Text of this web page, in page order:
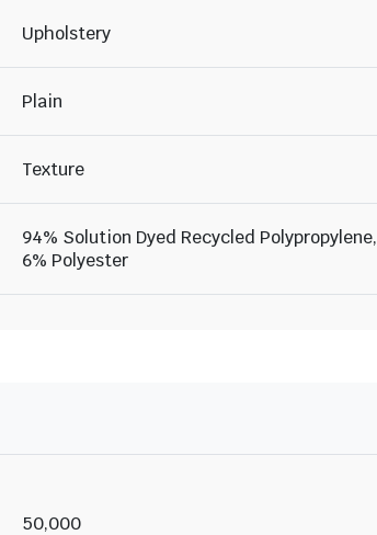
Upholstery
Plain
Texture
94% Solution Dyed Recycled Polypropylene,
6% Polyester
50,000